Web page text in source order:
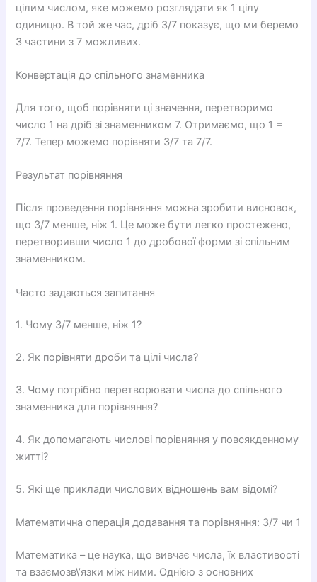
цілим числом, яке можемо розглядати як 1 цілу
одиницю. В той же час, дріб 3/7 показує, що ми беремо
3 частини з 7 можливих.
Конвертація до спільного знаменникa
Для того, щоб порівняти ці значення, перетворимо
число 1 на дріб зі знаменником 7. Отримаємо, що 1 =
7/7. Тепер можемо порівняти 3/7 та 7/7.
Результат порівняння
Після проведення порівняння можна зробити висновок,
що 3/7 менше, ніж 1. Це може бути легко простежено,
перетворивши число 1 до дробової форми зі спільним
знаменником.
Часто задаються запитання
1. Чому 3/7 менше, ніж 1?
2. Як порівняти дроби та цілі числа?
3. Чому потрібно перетворювати числа до спільного
знаменника для порівняння?
4. Як допомагають числові порівняння у повсякденному
житті?
5. Які ще приклади числових відношень вам відомі?
Математична операція додавання та порівняння: 3/7 чи 1
Математика – це наука, що вивчає числа, їх властивості
та взаємозв\’язки між ними. Однією з основних